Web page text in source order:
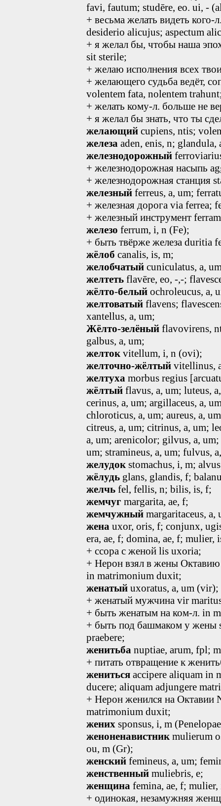
favi, fautum; studēre, eo. ui, -
+ весьма желать видеть
desiderio alicujus; aspectum
+ я желал бы, чтобы наша
sit sterile;
+ желаю исполнения всех
+ желающего судьба ведёт,
volentem fata, nolentem
+ желать кому-л. больше не
+ я желал бы знать, что ты
желающий cupiens, ntis;
железа aden, enis, n; glandula,
железнодорожный
+ железнодорожная насыпь
+ железнодорожная станция
железный ferreus, a, um;
+ железная дорога via ferrea;
+ железный инструмент
железо ferrum, i, n (Fe);
+ быть твёрже железа duritia
жёлоб canalis, is, m;
желобчатый cuniculatus, a,
желтеть flavēre, eo, -,-;
жёлто-белый ochroleucus, a,
желтоватый flavens;
xantellus, a, um;
Жёлто-зелёный flavovirens,
galbus, a, um;
желток vitellum, i, n (ovi);
желточно-жёлтый vitellinus,
желтуха morbus regius
жёлтый flavus, a, um; luteus,
cerinus, a, um; argillaceus, a,
chloroticus, a, um; aureus, a, um
citreus, a, um; citrinus, a, um;
a, um; arenicolor; gilvus, a, um
um; stramineus, a, um; fulvus,
желудок stomachus, i, m; alvus
жёлудь glans, glandis, f;
желчь fel, fellis, n; bilis, is, f;
жемчуг margarita, ae, f;
жемчужный margaritaceus, a,
жена uxor, oris, f; conjunx,
era, ae, f; domina, ae, f; mulier,
+ ссора с женой lis uxoria;
+ Нерон взял в жены
in matrimonium duxit;
женатый uxoratus, a, um (vir);
+ женатый мужчина vir
+ быть женатым на ком-л. in
+ быть под башмаком у жены
praebere;
женитьба nuptiae, arum, fpl;
+ питать отвращение к
жениться accipere aliquam in
ducere; aliquam adjungere
+ Нерон женился на Октавии
matrimonium duxit;
жених sponsus, i, m
женоненавистник mulierum
ou, m (Gr);
женский femineus, a, um;
женственный muliebris, e;
женщина femina, ae, f;
+ одинокая, незамужняя